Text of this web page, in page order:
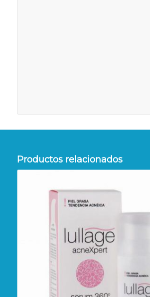
Productos relacionados